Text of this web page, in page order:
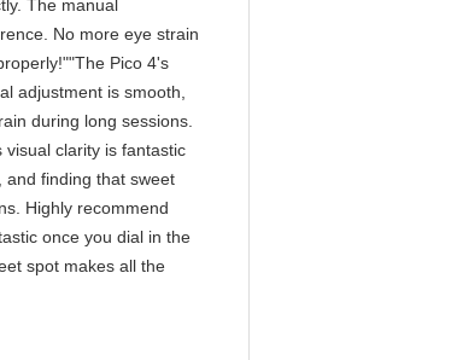
The manual
No more eye strain
Pico 4's
adjustment is smooth,
during long sessions.
clarity is fantastic
and finding that sweet
Highly recommend
once you dial in the
spot makes all the